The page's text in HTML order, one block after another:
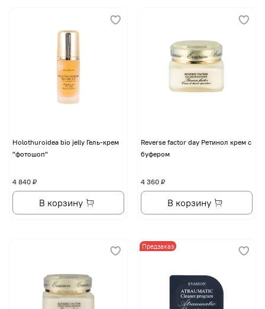
Holothuroidea bio jelly Гель-крем
"фотошоп"
4 840 ₽
В корзину
Reverse factor day Ретинол крем с
буфером
4 360 ₽
В корзину
Предзаказ